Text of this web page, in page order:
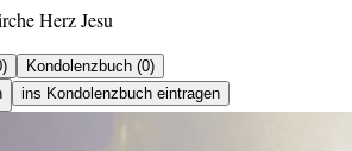
Herz Jesu
Kondolenzbuch (0)
ins Kondolenzbuch eintragen